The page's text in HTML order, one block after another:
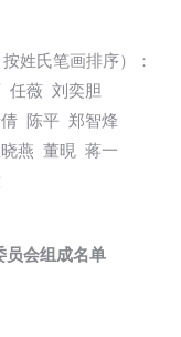
姓氏笔画排序）：
任薇 刘奕胆
陈平 郑智烽
燕 董晛 蒋一
员会组成名单